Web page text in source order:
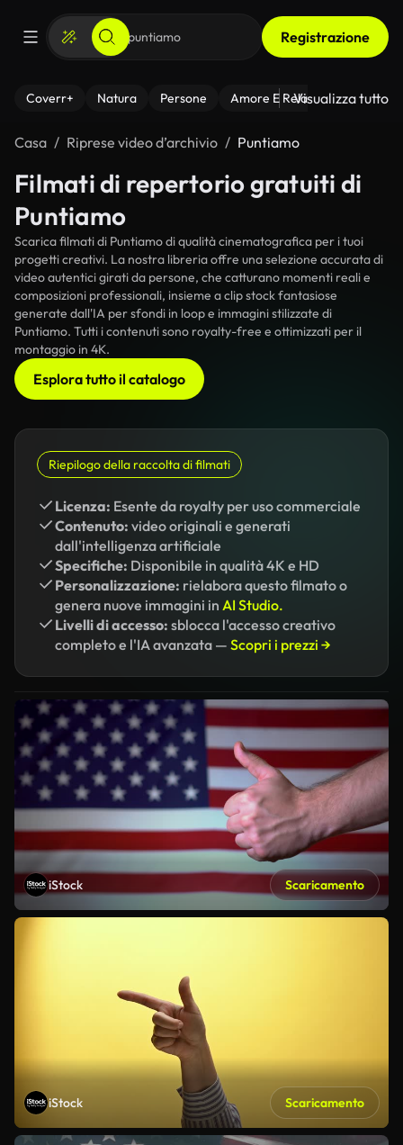
Registrazione
Coverr+ Natura Persone Amore E Relazioni Il
Visualizza tutto
Casa Riprese video d’archivio Puntiamo
Filmati di repertorio gratuiti di
Puntiamo
Scarica filmati di Puntiamo di qualità cinematografica per i tuoi
progetti creativi. La nostra libreria offre una selezione accurata di
video autentici girati da persone, che catturano momenti reali e
composizioni professionali, insieme a clip stock fantasiose
generate dall'IA per sfondi in loop e immagini stilizzate di
Puntiamo. Tutti i contenuti sono royalty-free e ottimizzati per il
montaggio in 4K.
Esplora tutto il catalogo
Riepilogo della raccolta di filmati
Licenza: Esente da royalty per uso commerciale
Contenuto: video originali e generati
dall'intelligenza artificiale
Specifiche: Disponibile in qualità 4K e HD
Personalizzazione: rielabora questo filmato o
genera nuove immagini in AI Studio.
Livelli di accesso: sblocca l'accesso creativo
completo e l'IA avanzata — Scopri i prezzi →
iStock Scaricamento
iStock Scaricamento